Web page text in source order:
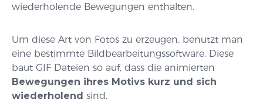
wiederholende Bewegungen enthalten.
Um diese Art von Fotos zu erzeugen, benutzt man
eine bestimmte Bildbearbeitungssoftware. Diese
baut GIF Dateien so auf, dass die animierten
Bewegungen ihres Motivs kurz und sich
wiederholend sind.